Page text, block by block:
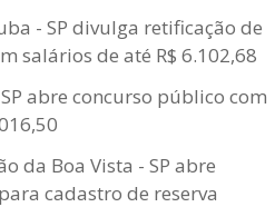
- SP divulga retificação de
salários de até R$ 6.102,68
abre concurso público com
da Boa Vista - SP abre
cadastro de reserva